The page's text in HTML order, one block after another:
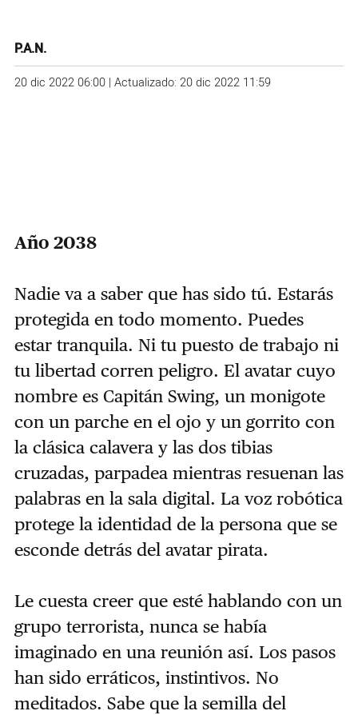
P.A.N.
20 dic 2022 06:00 | Actualizado: 20 dic 2022 11:59
Año 2038
Nadie va a saber que has sido tú. Estarás
protegida en todo momento. Puedes
estar tranquila. Ni tu puesto de trabajo ni
tu libertad corren peligro. El avatar cuyo
nombre es Capitán Swing, un monigote
con un parche en el ojo y un gorrito con
la clásica calavera y las dos tibias
cruzadas, parpadea mientras resuenan las
palabras en la sala digital. La voz robótica
protege la identidad de la persona que se
esconde detrás del avatar pirata.
Le cuesta creer que esté hablando con un
grupo terrorista, nunca se había
imaginado en una reunión así. Los pasos
han sido erráticos, instintivos. No
meditados. Sabe que la semilla del